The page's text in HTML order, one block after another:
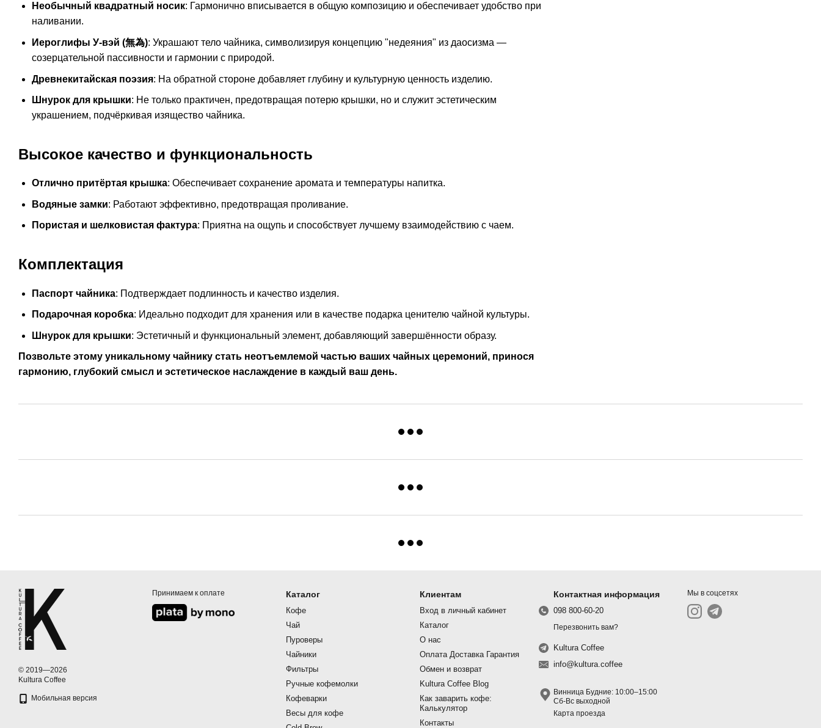
Необычный квадратный носик: Гармонично вписывается в общую композицию и обеспечивает удобство при
наливании.
Иероглифы У-вэй (無為): Украшают тело чайника, символизируя концепцию "недеяния" из даосизма —
созерцательной пассивности и гармонии с природой.
Древнекитайская поэзия: На обратной стороне добавляет глубину и культурную ценность изделию.
Шнурок для крышки: Не только практичен, предотвращая потерю крышки, но и служит эстетическим
украшением, подчёркивая изящество чайника.
Высокое качество и функциональность
Отлично притёртая крышка: Обеспечивает сохранение аромата и температуры напитка.
Водяные замки: Работают эффективно, предотвращая проливание.
Пористая и шелковистая фактура: Приятна на ощупь и способствует лучшему взаимодействию с чаем.
Комплектация
Паспорт чайника: Подтверждает подлинность и качество изделия.
Подарочная коробка: Идеально подходит для хранения или в качестве подарка ценителю чайной культуры.
Шнурок для крышки: Эстетичный и функциональный элемент, добавляющий завершённости образу.
Позвольте этому уникальному чайнику стать неотъемлемой частью ваших чайных церемоний, принося
гармонию, глубокий смысл и эстетическое наслаждение в каждый ваш день.
© 2019—2026
Kultura Coffee
Мобильная версия
Принимаем к оплате Каталог
Кофе
Чай
Пуроверы
Чайники
Фильтры
Ручные кофемолки
Кофеварки
Весы для кофе
Клиентам
Вход в личный кабинет
Каталог
О нас
Оплата Доставка Гарантия
Обмен и возврат
Kultura Coffee Blog
Как заварить кофе:
Калькулятор
Контакты
Контактная информация
098 800-60-20
Перезвонить вам?
Kultura Coffee
info@kultura.coffee
Винница Будние: 10:00–15:00
Сб-Вс выходной
Карта проезда
Мы в соцсетях